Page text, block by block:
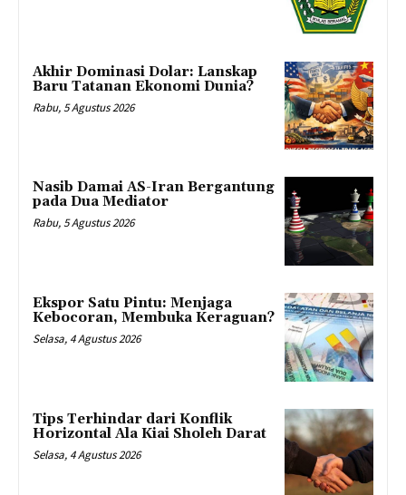
Akhir Dominasi Dolar: Lanskap
Baru Tatanan Ekonomi Dunia?
Rabu, 5 Agustus 2026
Nasib Damai AS-Iran Bergantung
pada Dua Mediator
Rabu, 5 Agustus 2026
Ekspor Satu Pintu: Menjaga
Kebocoran, Membuka Keraguan?
Selasa, 4 Agustus 2026
Tips Terhindar dari Konflik
Horizontal Ala Kiai Sholeh Darat
Selasa, 4 Agustus 2026